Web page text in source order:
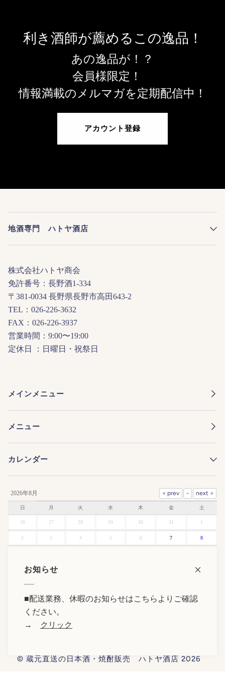
利き酒師が薦めるこの逸品！
あの逸品が！？
会員様限定！
情報満載のメルマガを定期配信中！
アカウント登録
地酒専門 ハトヤ酒店
株式会社ハトヤ商会
免許番号：長野酒1-334
〒381-0034 長野県長野市高田643-2
TEL：026-226-3632
FAX：026-226-3937
営業時間：9:00〜19:00
定休日 ：日曜日・祝祭日
メインメニュー
メニュー
カレンダー
2026年8月
日 月 火 水 木 金 土
26 27 28 29 30 31 1
2 3 4 5 6 7 8
16 17 22
23
30 31 1 2 3 4
© 蔵元直送の日本酒・焼酎販売 ハトヤ酒店 2026
お知らせ
■配送業務、休暇のお知らせはこちらよりご確認
ください。
→
クリック